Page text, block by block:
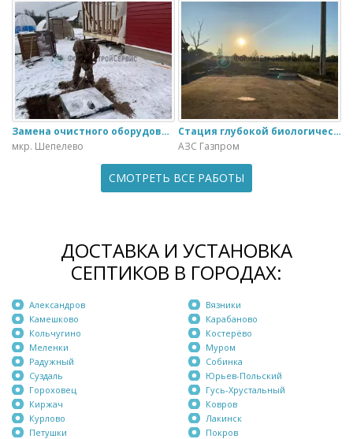
Замена очистного оборудования Дека - 3 на ЭкоГранд - 6
мкр. Шепелево
Стация глубокой биологической очистки ЕвроЛос- 20
АЗС Газпром
СМОТРЕТЬ ВСЕ РАБОТЫ
ДОСТАВКА И УСТАНОВКА
СЕПТИКОВ В ГОРОДАХ:
Александров
Камешково
Кольчугино
Меленки
Радужный
Суздаль
Вязники
Карабаново
Костерёво
Муром
Собинка
Юрьев-Польский
Гороховец
Киржач
Курлово
Петушки
Гусь-Хрустальный
Ковров
Лакинск
Покров